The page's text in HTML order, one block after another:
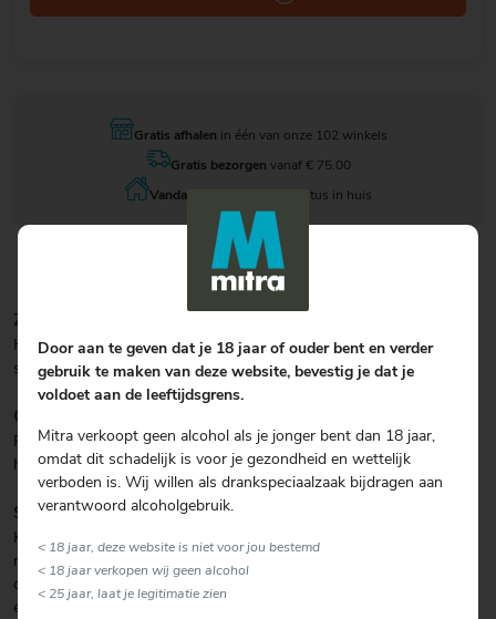
Gratis afhalen in één van onze 102 winkels
Gratis bezorgen vanaf € 75.00
Vandaag besteld , 11 augustus in huis
ZICHT / KLEUR
Helder goudblond met een warme, diepe gouden gloed en een
stevige, romige schuimkraag.
GEUR
Rijke moutaroma's, verfijnd aangevuld met subtiele kruidige en
hoppige tonen die ontstaan door dry hopping.
SMAAK
Krachtig met een perfect evenwicht tussen volmondige
mouttoetsen en een licht kruidige, verfijnde hopbitterheid. Dankzij
de dry hopping tijdens het lange rijpingsproces krijgt het bier een
extra gelaagd en elegant karakter.
Door aan te geven dat je 18 jaar of ouder bent en verder
gebruik te maken van deze website, bevestig je dat je
voldoet aan de leeftijdsgrens.
Mitra verkoopt geen alcohol als je jonger bent dan 18 jaar,
omdat dit schadelijk is voor je gezondheid en wettelijk
verboden is. Wij willen als drankspeciaalzaak bijdragen aan
verantwoord alcoholgebruik.
< 18 jaar, deze website is niet voor jou bestemd
< 18 jaar verkopen wij geen alcohol
< 25 jaar, laat je legitimatie zien